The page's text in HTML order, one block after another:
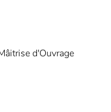
d'Ouvrage